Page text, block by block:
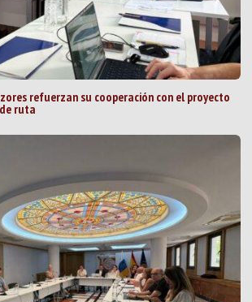
refuerzan su cooperación con el proyecto
ruta